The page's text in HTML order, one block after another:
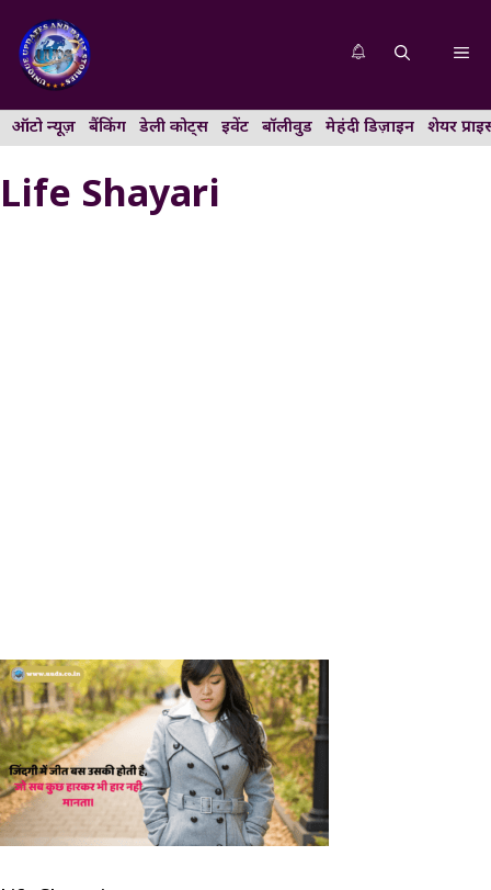
content
ऑटो न्यूज़ बैंकिंग डेली कोट्स इवेंट बॉलीवुड मेहंदी डिज़ाइन शेयर
Life Shayari